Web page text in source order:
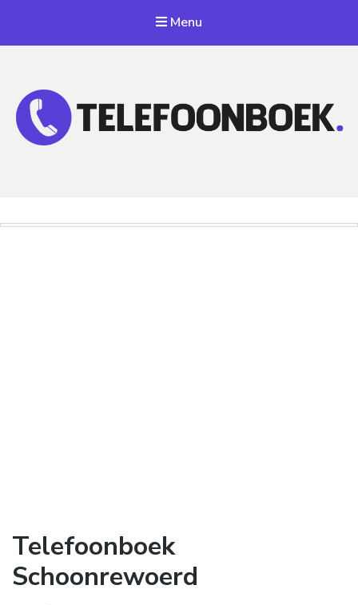
Menu
Telefoonboek
Schoonrewoerd